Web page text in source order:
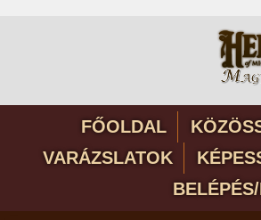
FŐOLDAL
VARÁZSLATOK